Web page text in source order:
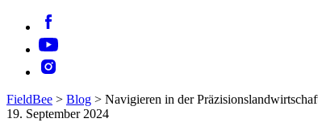
FieldBee > Blog > Navigieren in der
19. September 2024